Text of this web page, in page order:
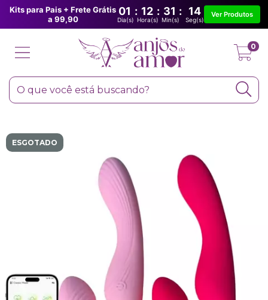
Kits para Pais + Frete Grátis
a 99,90
01 : 12 : 31 : 13
Dia(s) Hora(s) Min(s) Seg(s)
Ver Produtos
0
ESGOTADO